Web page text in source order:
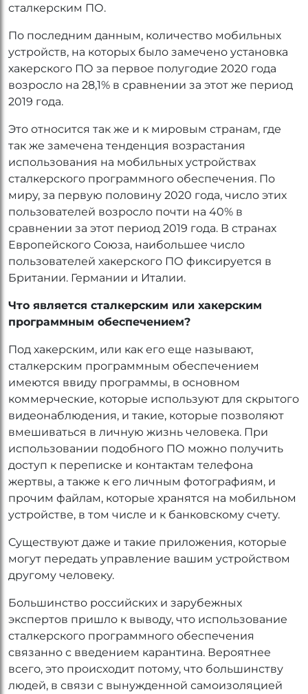
сталкерским ПО.
По последним данным, количество мобильных
устройств, на которых было замечено установка
хакерского ПО за первое полугодие 2020 года
возросло на 28,1% в сравнении за этот же период
2019 года.
Это относится так же и к мировым странам, где
так же замечена тенденция возрастания
использования на мобильных устройствах
сталкерского программного обеспечения. По
миру, за первую половину 2020 года, число этих
пользователей возросло почти на 40% в
сравнении за этот период 2019 года. В странах
Европейского Союза, наибольшее число
пользователей хакерского ПО фиксируется в
Британии. Германии и Италии.
Что является сталкерским или хакерским
программным обеспечением?
Под хакерским, или как его еще называют,
сталкерским программным обеспечением
имеются ввиду программы, в основном
коммерческие, которые используют для скрытого
видеонаблюдения, и такие, которые позволяют
вмешиваться в личную жизнь человека. При
использовании подобного ПО можно получить
доступ к переписке и контактам телефона
жертвы, а также к его личным фотографиям, и
прочим файлам, которые хранятся на мобильном
устройстве, в том числе и к банковскому счету.
Существуют даже и такие приложения, которые
могут передать управление вашим устройством
другому человеку.
Большинство российских и зарубежных
экспертов пришло к выводу, что использование
сталкерского программного обеспечения
связанно с введением карантина. Вероятнее
всего, это происходит потому, что большинству
людей, в связи с вынужденной самоизоляцией